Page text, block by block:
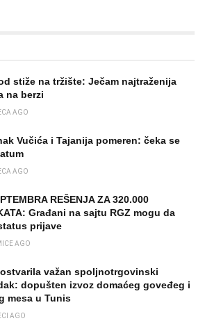
stiže na tržište: Ječam najtraženija
na berzi
AGO
Vučića i Tajanija pomeren: čeka se
AGO
REŠENJA ZA 320.000
Građani na sajtu RGZ mogu da
prijave
AGO
važan spoljnotrgovinski
dopušten izvoz domaćeg goveđeg i
mesa u Tunis
AGO